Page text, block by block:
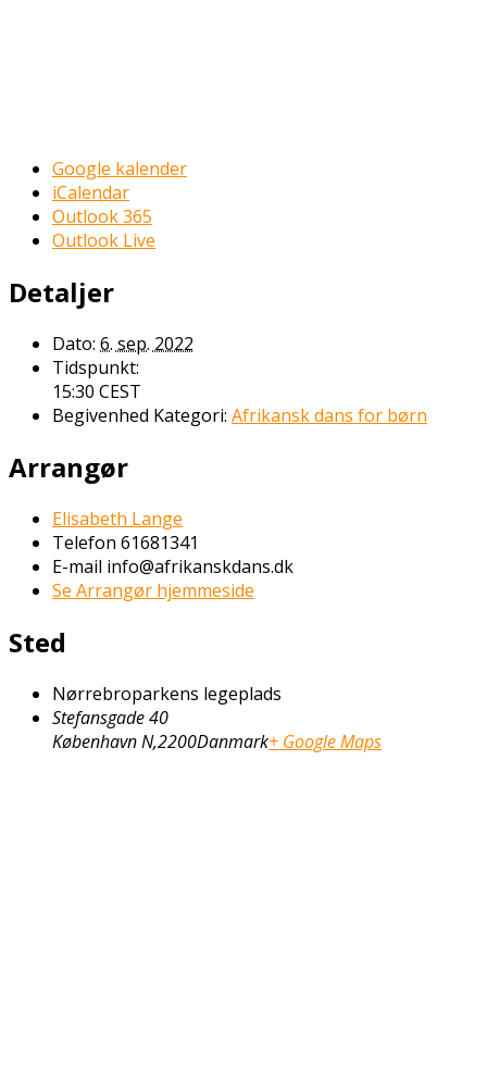
Google kalender
iCalendar
Outlook 365
Outlook Live
Detaljer
Dato: 6. sep. 2022
Tidspunkt:
15:30 CEST
Begivenhed Kategori: Afrikansk dans for børn
Arrangør
Elisabeth Lange
Telefon 61681341
E-mail info@afrikanskdans.dk
Se Arrangør hjemmeside
Sted
Nørrebroparkens legeplads
Stefansgade 40
København N,2200Danmark+ Google Maps